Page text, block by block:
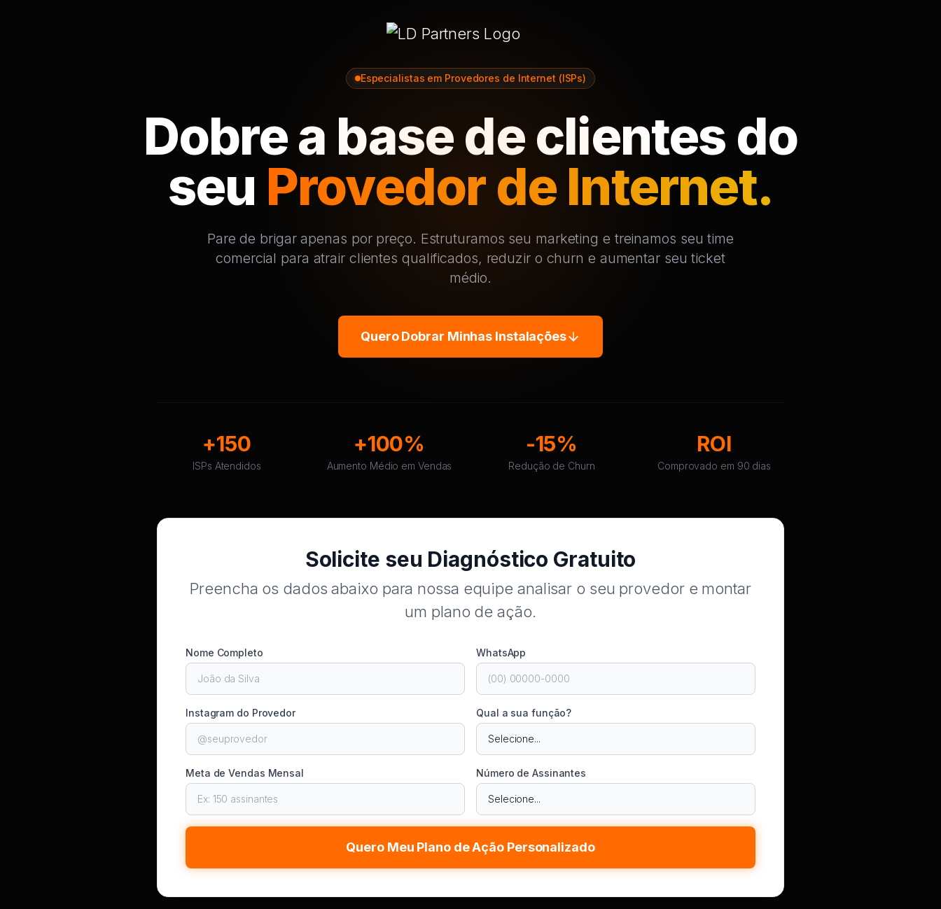
Especialistas em Provedores de Internet (ISPs)
Dobre a base de clientes do
seu Provedor de Internet.
Pare de brigar apenas por preço. Estruturamos seu marketing e treinamos seu time
comercial para atrair clientes qualificados, reduzir o churn e aumentar seu ticket
médio.
Quero Dobrar Minhas Instalações
+150
ISPs Atendidos
+100%
Aumento Médio em Vendas
-15%
Redução de Churn
ROI
Comprovado em 90 dias
Solicite seu Diagnóstico Gratuito
Preencha os dados abaixo para nossa equipe analisar o seu provedor e montar
um plano de ação.
Nome Completo WhatsApp
Instagram do Provedor Qual a sua função?
Meta de Vendas Mensal Número de Assinantes
Quero Meu Plano de Ação Personalizado